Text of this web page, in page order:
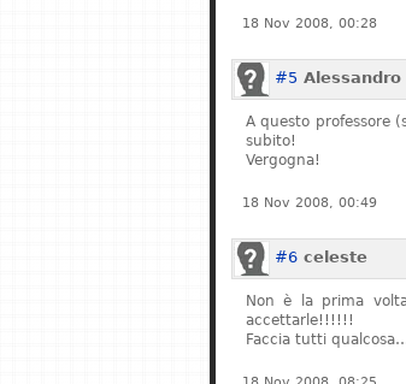
18 Nov 2008, 00:28
#5 Alessandro
A questo professore
subito!
Vergogna!
18 Nov 2008, 00:49
#6 celeste
Non è la prima
accettarle!!!!!!
Faccia tutti